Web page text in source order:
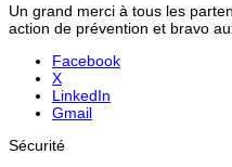
Un grand merci à tous les
action de prévention et bravo
Facebook
X
LinkedIn
Gmail
Sécurité